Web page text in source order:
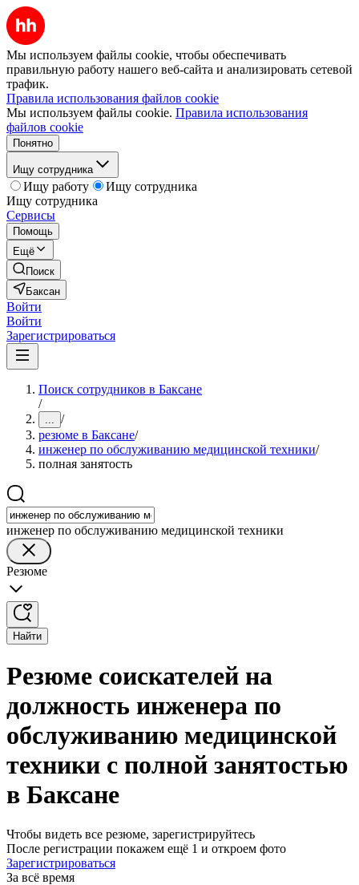
Мы используем файлы cookie, чтобы обеспечивать
правильную работу нашего веб-сайта и анализировать сетевой
трафик.
Правила использования файлов cookie
Мы используем файлы cookie. Правила использования
файлов cookie
Понятно
Ищу сотрудника
Ищу работу
Ищу сотрудника
Ищу сотрудника
Сервисы
Помощь
Ещё
Поиск
Баксан
Войти
Войти
Зарегистрироваться
Поиск сотрудников в Баксане
/
... /
резюме в Баксане/
инженер по обслуживанию медицинской техники/
полная занятость
инженер по обслуживанию медицинской техники
Резюме
Найти
Резюме соискателей на
должность инженера по
обслуживанию медицинской
техники с полной занятостью
в Баксане
Чтобы видеть все резюме, зарегистрируйтесь
После регистрации покажем ещё 1 и откроем фото
Зарегистрироваться
За всё время